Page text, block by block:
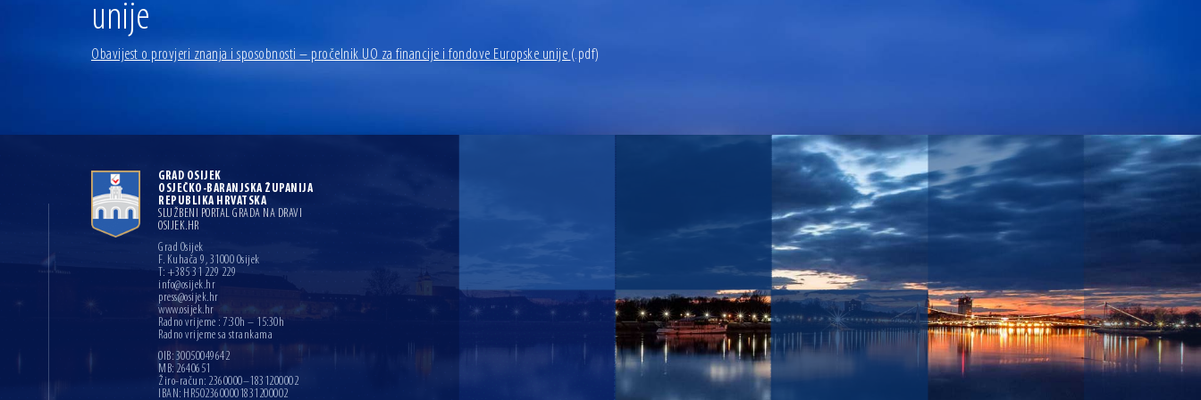
unije
Obavijest o provjeri znanja i sposobnosti – pročelnik UO za financije i fondove Europske unije (.pdf)
GRAD OSIJEK
OSJEČKO-BARANJSKA ŽUPANIJA
REPUBLIKA HRVATSKA
SLUŽBENI PORTAL GRADA NA DRAVI
OSIJEK.HR
Grad Osijek
F. Kuhača 9, 31000 Osijek
T: +385 31 229 229
info@osijek.hr
press@osijek.hr
www.osijek.hr
Radno vrijeme : 7:30h – 15:30h
Radno vrijeme sa strankama
OIB: 30050049642
MB: 2640651
Žiro-račun: 2360000–1831200002
IBAN: HR5023600001831200002